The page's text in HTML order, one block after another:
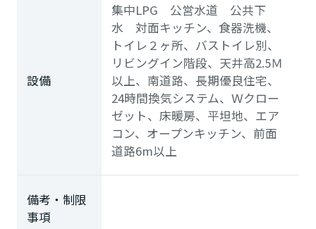
設備
集中LPG 公営水道 公共下
水 対面キッチン、食器洗機、
トイレ２ヶ所、バストイレ別、
リビングイン階段、天井高2.5Ｍ
以上、南道路、長期優良住宅、
24時間換気システム、Ｗクロー
ゼット、床暖房、平坦地、エア
コン、オープンキッチン、前面
道路6m以上
備考・制限
事項